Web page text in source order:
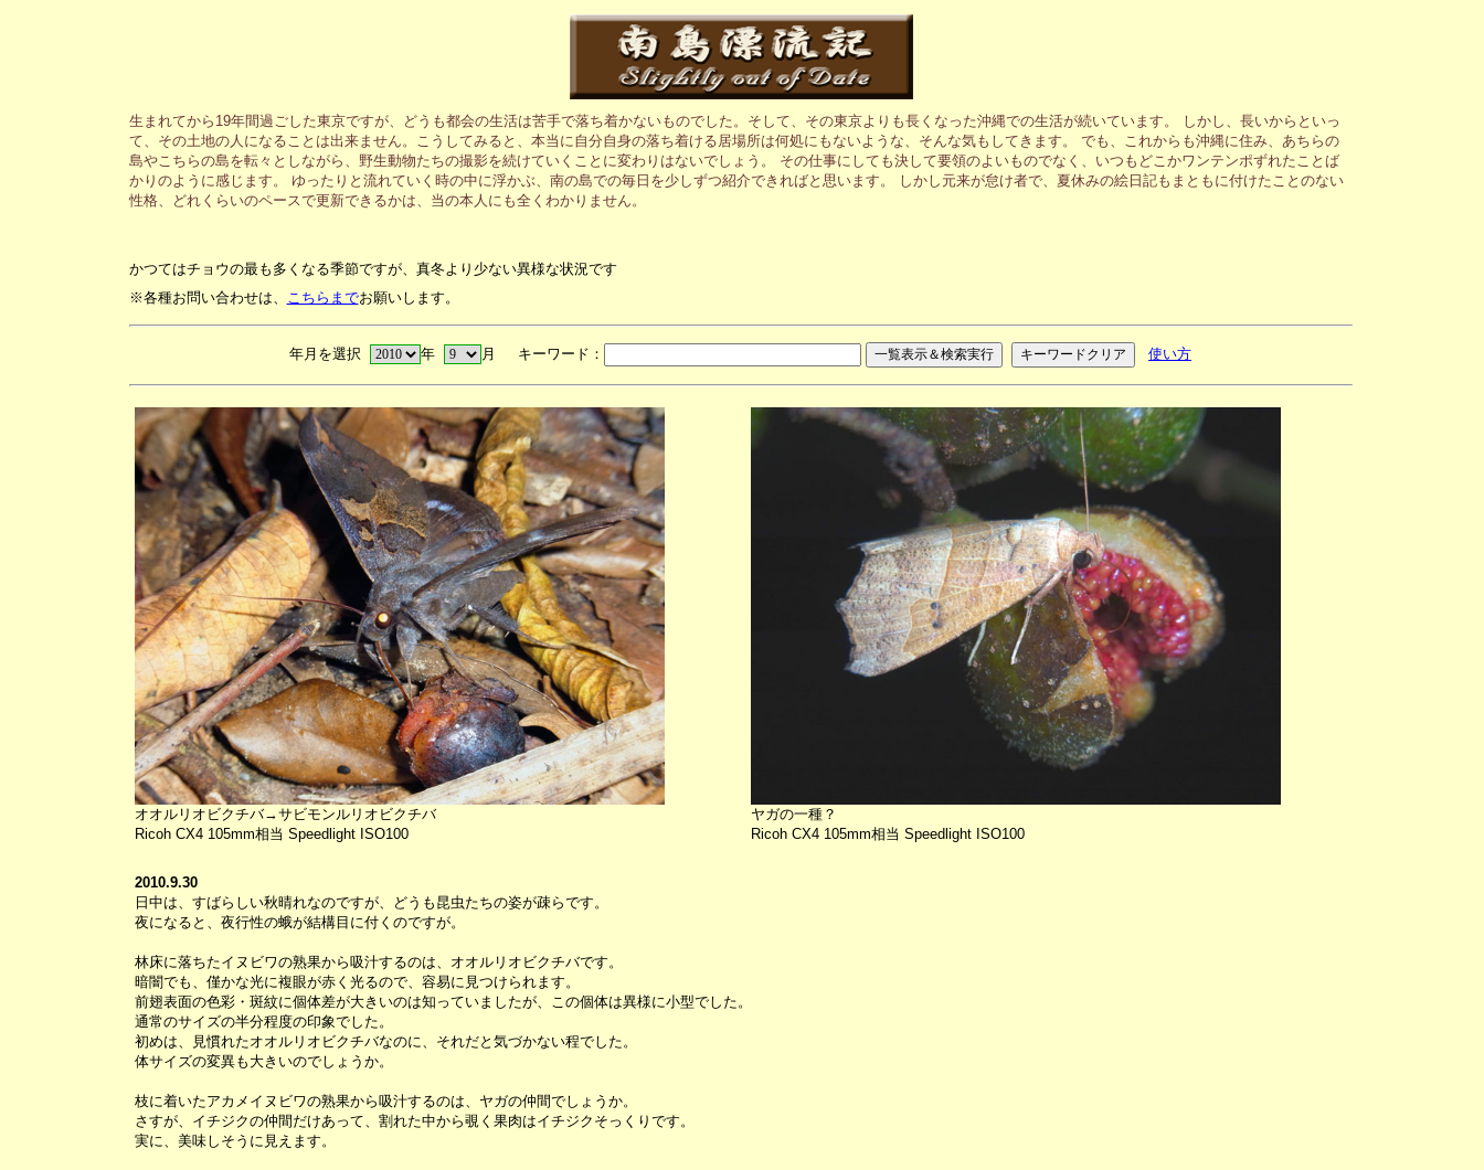
生まれてから19年間過ごした東京ですが、どうも都会の生活は苦手で落ち着かないものでした。そして、その東京よりも長くなった沖縄での生活が続いています。 しかし、長いからといっ
て、その土地の人になることは出来ません。こうしてみると、本当に自分自身の落ち着ける居場所は何処にもないような、そんな気もしてきます。 でも、これからも沖縄に住み、あちらの
島やこちらの島を転々としながら、野生動物たちの撮影を続けていくことに変わりはないでしょう。 その仕事にしても決して要領のよいものでなく、いつもどこかワンテンポずれたことば
かりのように感じます。 ゆったりと流れていく時の中に浮かぶ、南の島での毎日を少しずつ紹介できればと思います。 しかし元来が怠け者で、夏休みの絵日記もまともに付けたことのない
性格、どれくらいのペースで更新できるかは、当の本人にも全くわかりません。
かつてはチョウの最も多くなる季節ですが、真冬より少ない異様な状況です
※各種お問い合わせは、 こちらまでお願いします。
年月を選択 年 月 キーワード： 使い方
オオルリオビクチバ→サビモンルリオビクチバ
Ricoh CX4 105mm相当 Speedlight ISO100
ヤガの一種？
Ricoh CX4 105mm相当 Speedlight ISO100
2010.9.30
日中は、すばらしい秋晴れなのですが、どうも昆虫たちの姿が疎らです。
夜になると、夜行性の蛾が結構目に付くのですが。
林床に落ちたイヌビワの熟果から吸汁するのは、オオルリオビクチバです。
暗闇でも、僅かな光に複眼が赤く光るので、容易に見つけられます。
前翅表面の色彩・斑紋に個体差が大きいのは知っていましたが、この個体は異様に小型でした。
通常のサイズの半分程度の印象でした。
初めは、見慣れたオオルリオビクチバなのに、それだと気づかない程でした。
体サイズの変異も大きいのでしょうか。
枝に着いたアカメイヌビワの熟果から吸汁するのは、ヤガの仲間でしょうか。
さすが、イチジクの仲間だけあって、割れた中から覗く果肉はイチジクそっくりです。
実に、美味しそうに見えます。